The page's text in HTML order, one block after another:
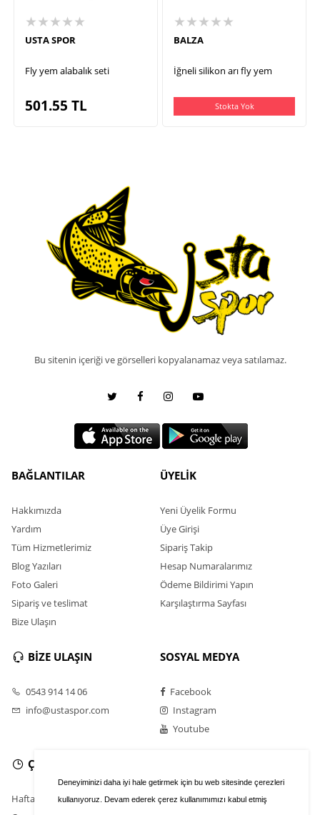
Deneyiminizi daha iyi hale getirmek için bu web sitesinde çerezleri
kullanıyoruz. Devam ederek çerez kullanımımızı kabul etmiş
★★★★★
USTA SPOR
Fly yem alabalık seti
501.55 TL
★★★★★
BALZA
İğneli silikon arı fly yem
Stokta Yok
Bu sitenin içeriği ve görselleri kopyalanamaz veya satılamaz.
BAĞLANTILAR
Hakkımızda
Yardım
Tüm Hizmetlerimiz
Blog Yazıları
Foto Galeri
Sipariş ve teslimat
Bize Ulaşın
ÜYELİK
Yeni Üyelik Formu
Üye Girişi
Sipariş Takip
Hesap Numaralarımız
Ödeme Bildirimi Yapın
Karşılaştırma Sayfası
BİZE ULAŞIN
0543 914 14 06
info@ustaspor.com
SOSYAL MEDYA
Facebook
Instagram
Youtube
ÇALIŞMA SAATLERİ
Hafta İçi : 9.00 - 20.30